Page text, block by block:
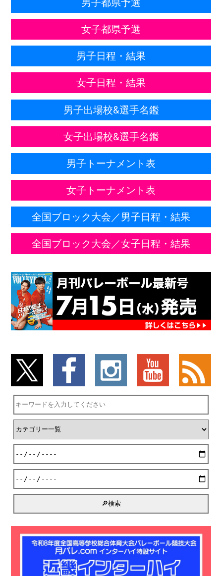
男子都県予選
女子都県予選
男子日程・結果
女子日程・結果
男子出場校&選手名鑑
女子出場校&選手名鑑
男子トーナメント表
女子トーナメント表
全国ブロック大会／男子日程・結果
全国ブロック大会／女子日程・結果